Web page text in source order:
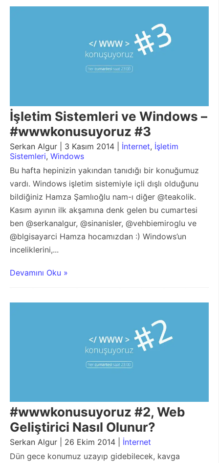
İşletim Sistemleri ve Windows –
#wwwkonusuyoruz #3
Serkan Algur | 3 Kasım 2014 | İnternet, İşletim
Sistemleri, Windows
Bu hafta hepinizin yakından tanıdığı bir konuğumuz
vardı. Windows işletim sistemiyle içli dışlı olduğunu
bildiğiniz Hamza Şamlıoğlu nam-ı diğer @teakolik.
Kasım ayının ilk akşamına denk gelen bu cumartesi
ben @serkanalgur, @sinanisler, @vehbiemiroglu ve
@blgisayarci Hamza hocamızdan :) Windows’un
inceliklerini,...
Devamını Oku »
#wwwkonusuyoruz #2, Web
Geliştirici Nasıl Olunur?
Serkan Algur | 26 Ekim 2014 | İnternet
Dün gece konumuz uzayıp gidebilecek, kavga